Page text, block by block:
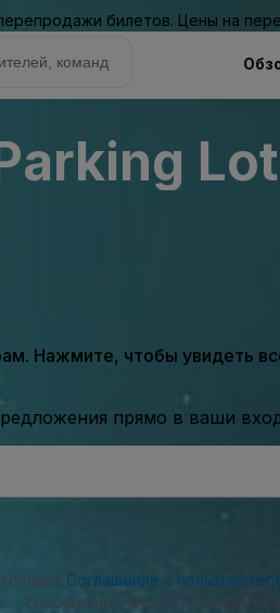
билетов. Цены на
Нажмите, чтобы увидеть
прямо в ваши
наше Соглашение с
сообщения и можете